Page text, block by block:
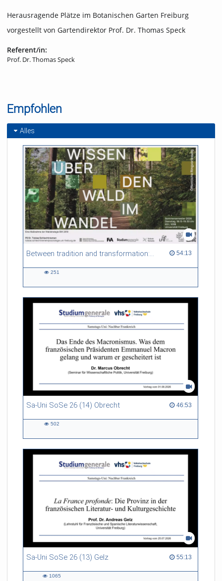
Herausragende Plätze im Botanischen Garten Freiburg
vorgestellt von Gartendirektor Prof. Dr. Thomas Speck
Referent/in:
Prof. Dr. Thomas Speck
Empfohlen
Alles
Between tradition and transformation: how owners, advisers and institutions co-create knowledge for resilient forests in Europe 54:13
54:13 duration
251
Sa-Uni SoSe 26 (14) Obrecht 46:53
46:53 duration
502
Sa-Uni SoSe 26 (13) Gelz 55:13
55:13 duration
1065